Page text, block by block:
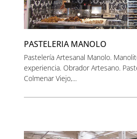
PASTELERIA MANOLO
Pastelería Artesanal Manolo.
experiencia. Obrador Artesano.
Colmenar Viejo,...